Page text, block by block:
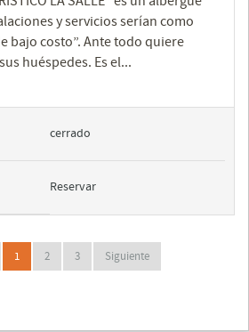
y servicios serían como
bajo costo”. Ante todo quiere
huéspedes. Es el...
cerrado
Reservar
1 2 3 Siguiente